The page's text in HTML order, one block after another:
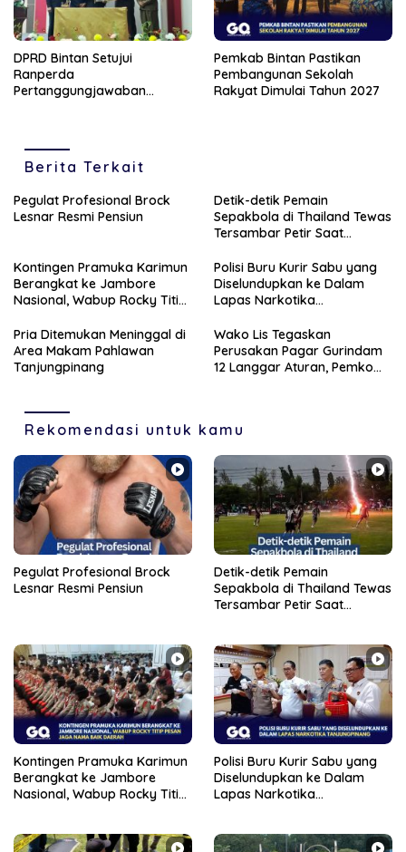
DPRD Bintan Setujui
Ranperda
Pertanggungjawaban
Pemkab Bintan Pastikan
Pembangunan Sekolah
Rakyat Dimulai Tahun 2027
Berita Terkait
Pegulat Profesional Brock
Lesnar Resmi Pensiun
‎Detik-detik Pemain
Sepakbola di Thailand Tewas
Tersambar Petir Saat
Kontingen Pramuka Karimun
Berangkat ke Jambore
Nasional, Wabup Rocky Titip
Daerah
Polisi Buru Kurir Sabu yang
Diselundupkan ke Dalam
Lapas Narkotika
Pria Ditemukan Meninggal di
Area Makam Pahlawan
Tanjungpinang
Wako Lis Tegaskan
Perusakan Pagar Gurindam
12 Langgar Aturan, Pemko
Rekomendasi untuk kamu
Pegulat Profesional Brock
Lesnar Resmi Pensiun
‎Detik-detik Pemain
Sepakbola di Thailand Tewas
Tersambar Petir Saat
Kontingen Pramuka Karimun
Berangkat ke Jambore
Nasional, Wabup Rocky Titip
Polisi Buru Kurir Sabu yang
Diselundupkan ke Dalam
Lapas Narkotika